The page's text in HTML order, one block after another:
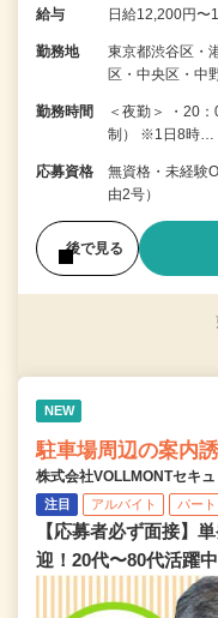
給与 日給12,200円〜
勤務地
東京都渋谷区・
区・中央区・中
勤務時間
＜夜勤＞ ・20
制） ※1日8時…
応募資格
無資格・未経験
由2号）
後で見る
NEW
駐車場周辺の案内
株式会社VOLLMONTセキ
注目 アルバイト パート
【応募者必ず面接】
迎！20代〜80代活躍